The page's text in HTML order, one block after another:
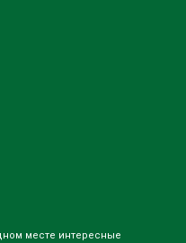
месте интересные